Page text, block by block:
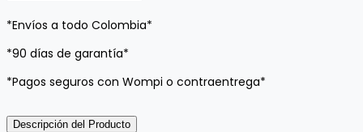
*Envíos a todo Colombia*
*90 días de garantía*
*Pagos seguros con Wompi o contraentrega*
Descripción del Producto